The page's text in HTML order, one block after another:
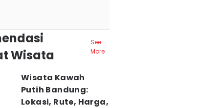
Wisata
See
More
Wisata Kawah
Putih Bandung:
Lokasi, Rute, Harga,